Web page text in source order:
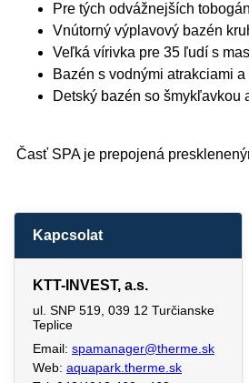
Pre tých odvážnejších
Vnútorný výplavový bazén
Veľká vírivka pre 35 ľudí s
Bazén s vodnými atrakciami
Detský bazén so šmykľavkou
Časť SPA je prepojená
Kapcsolat
KTT-INVEST, a.s.
ul. SNP 519, 039 12 Turčianske
Teplice
Email: spamanager@therme.sk
Web: aquapark.therme.sk